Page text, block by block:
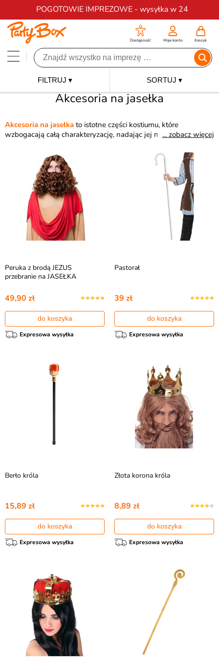
POGOTOWIE IMPREZOWE - wysyłka w 24
Darmowa dostawa na zamówienia od 200 zł
Dostępność Moje konto Koszyk
Akcesoria na jasełka
... zobacz więcej
Akcesoria na jasełka to istotne części kostiumu, które
wzbogacają całą charakteryzację, nadając jej niepowtarzalnego
różnorodne korony to
, które przyciągną
wzrok wszystkich uczestników tematycznej imprezy.
FILTRUJ ▾ SORTUJ ▾
Peruka z brodą JEZUS
przebranie na JASEŁKA
49,90 zł
do koszyka
Expresowa wysyłka
Pastorał
39 zł
do koszyka
Expresowa wysyłka
Berło króla
15,89 zł
do koszyka
Expresowa wysyłka
Złota korona króla
8,89 zł
do koszyka
Expresowa wysyłka